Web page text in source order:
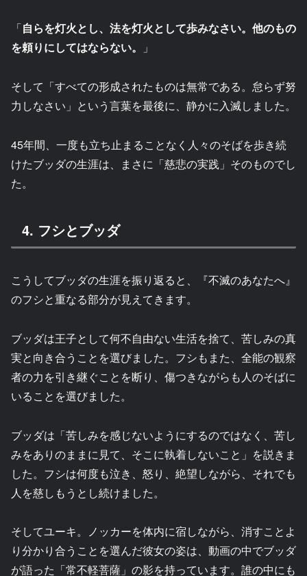
「自らを灯火とし、法を灯火として歩みなさい。他のもの
を頼りにしてはならない。
」
そして「すべての形成されたものは無常である。怠らず努
力しなさい」という言葉を最後に、静かに入滅しました。
45年間、一度も立ち止まることなく人々のそばを歩き続
けたブッダの生涯は、まさに「慈悲の実践」そのものでし
た。
4. フシとブッダ
こうしてブッダの生涯を振り返ると、『不滅のあなたへ』
のフシと重なる部分が見えてきます。
ブッダは王子として何不自由ない生活を捨て、苦しみの真
実と向き合うことを選びました。フシもまた、全能の観察
者の力を引き継ぐことを断り、傷つきながらも人のそばに
いることを選びました。
ブッダは「苦しみを感じないようにするのではなく、苦し
みをありのままに見て、そこに執着しないこと」を説きま
した。フシは何度も泣き、怒り、絶望しながら、それでも
人を慈しもうとし続けました。
そしてユーキ。ノッカーを体内に宿しながら、消すことよ
り分かり合うことを選んだ彼女の姿は、動画の中でブッダ
が語った「常不軽菩薩」の影を持っています。誰の中にも